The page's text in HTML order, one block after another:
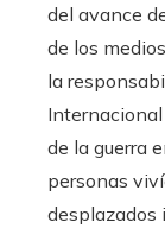
del avance
de los
la
de la guerra
personas
desplazados